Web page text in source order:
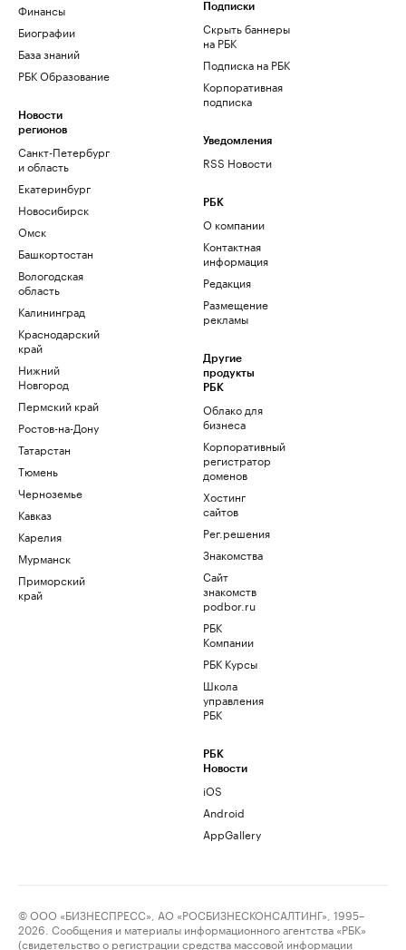
Финансы
Биографии
База знаний
РБК Образование
Новости
регионов
Санкт-Петербург
и область
Екатеринбург
Новосибирск
Омск
Башкортостан
Вологодская
область
Калининград
Краснодарский
край
Нижний
Новгород
Пермский край
Ростов-на-Дону
Татарстан
Тюмень
Черноземье
Кавказ
Карелия
Мурманск
Приморский
край
Подписки
Скрыть баннеры
на РБК
Подписка на РБК
Корпоративная
подписка
Уведомления
RSS Новости
РБК
О компании
Контактная
информация
Редакция
Размещение
рекламы
Другие
продукты
РБК
Облако для
бизнеса
Корпоративный
регистратор
доменов
Хостинг
сайтов
Рег.решения
Знакомства
Сайт
знакомств
podbor.ru
РБК
Компании
РБК Курсы
Школа
управления
РБК
РБК
Новости
iOS
Android
AppGallery
© ООО «БИЗНЕСПРЕСС», АО «РОСБИЗНЕСКОНСАЛТИНГ», 1995–
2026. Сообщения и материалы информационного агентства «РБК»
(свидетельство о регистрации средства массовой информации